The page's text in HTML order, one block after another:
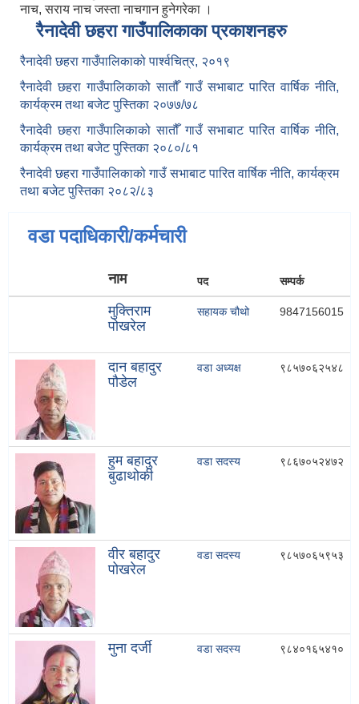
नाच, सराय नाच जस्ता नाचगान हुनेगरेका ।
रैनादेवी छहरा गाउँपालिकाका प्रकाशनहरु
रैनादेवी छहरा गाउँपालिकाको पार्श्वचित्र, २०१९
रैनादेवी छहरा गाउँपालिकाको सातौँ गाउँ सभाबाट पारित वार्षिक नीति,
कार्यक्रम तथा बजेट पुस्तिका २०७७/७८
रैनादेवी छहरा गाउँपालिकाको सातौँ गाउँ सभाबाट पारित वार्षिक नीति,
कार्यक्रम तथा बजेट पुस्तिका २०८०/८१
रैनादेवी छहरा गाउँपालिकाको गाउँ सभाबाट पारित वार्षिक नीति, कार्यक्रम
तथा बजेट पुस्तिका २०८२/८३
वडा पदाधिकारी/कर्मचारी
नाम पद सम्पर्क
मुक्तिराम
पोखरेल
सहायक चौथो 9847156015
दान बहादुर
पौडेल
वडा अध्यक्ष ९८५७०६२५४८
हुम बहादुर
बुढाथोकी
वडा सदस्य ९८६७०५२४७२
वीर बहादुर
पोखरेल
वडा सदस्य ९८५७०६५९५३
मुना दर्जी वडा सदस्य ९८४०१६५४१०